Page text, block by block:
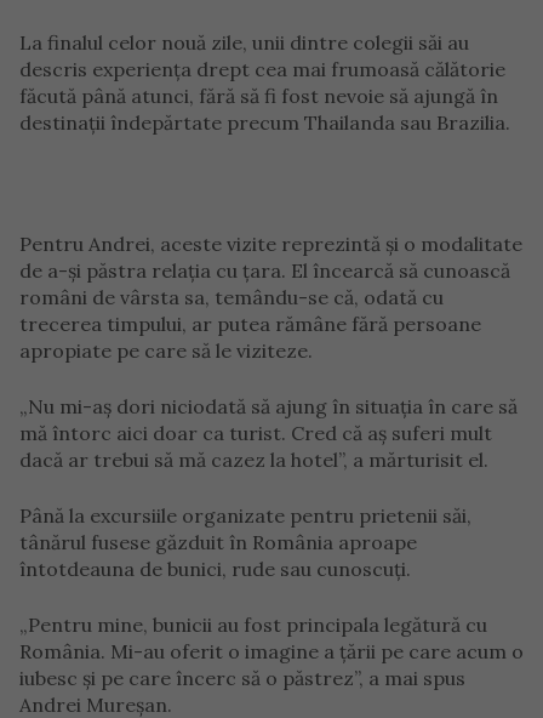
La finalul celor nouă zile, unii dintre colegii săi au
descris experiența drept cea mai frumoasă călătorie
făcută până atunci, fără să fi fost nevoie să ajungă în
destinații îndepărtate precum Thailanda sau Brazilia.
Pentru Andrei, aceste vizite reprezintă și o modalitate
de a-și păstra relația cu țara. El încearcă să cunoască
români de vârsta sa, temându-se că, odată cu
trecerea timpului, ar putea rămâne fără persoane
apropiate pe care să le viziteze.
„Nu mi-aș dori niciodată să ajung în situația în care să
mă întorc aici doar ca turist. Cred că aș suferi mult
dacă ar trebui să mă cazez la hotel”, a mărturisit el.
Până la excursiile organizate pentru prietenii săi,
tânărul fusese găzduit în România aproape
întotdeauna de bunici, rude sau cunoscuți.
„Pentru mine, bunicii au fost principala legătură cu
România. Mi-au oferit o imagine a țării pe care acum o
iubesc și pe care încerc să o păstrez”, a mai spus
Andrei Mureșan.